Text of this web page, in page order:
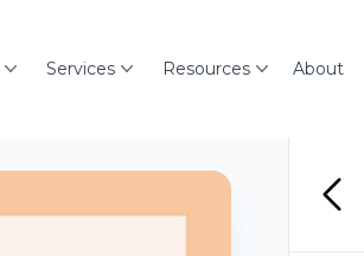
Services Resources About